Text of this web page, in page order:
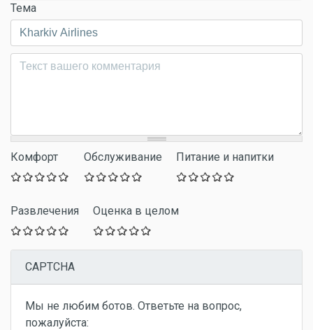
Тема
Комментарий*
Комфорт Обслуживание Питание и напитки
Развлечения Оценка в целом
CAPTCHA
Мы не любим ботов. Ответьте на вопрос,
пожалуйста: